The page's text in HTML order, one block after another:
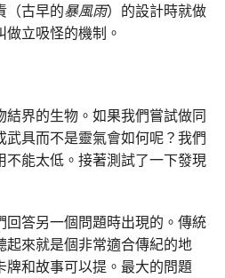
（古早的暴風雨）的設計時就做
立吸怪的機制。
界的生物。如果我們嘗試做同
具而不是靈氣會如何呢？我們
能太低。接著測試了一下發現
答另一個問題時出現的。傳統
起來就是個非常適合傳紀的地
牌和故事可以提。最大的問題